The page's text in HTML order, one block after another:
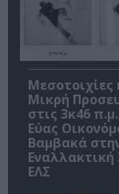
Μεσοτοιχίες
Μικρή
στις 3κ46
Εύας
Βαμβακά
Εναλλακτική
ΕΛΣ